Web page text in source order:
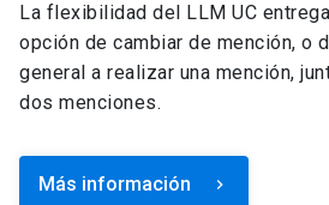
La flexibilidad del LLM UC
opción de cambiar de mención, o
general a realizar una mención,
dos menciones.
Más información keyboard_arrow_right